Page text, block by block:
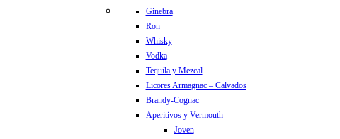
Ginebra
Ron
Whisky
Vodka
Tequila y Mezcal
Licores Armagnac – Calvados
Brandy-Cognac
Aperitivos y Vermouth
Joven